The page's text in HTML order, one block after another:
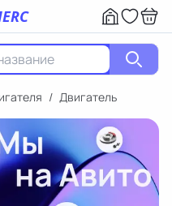
/ Двигатель